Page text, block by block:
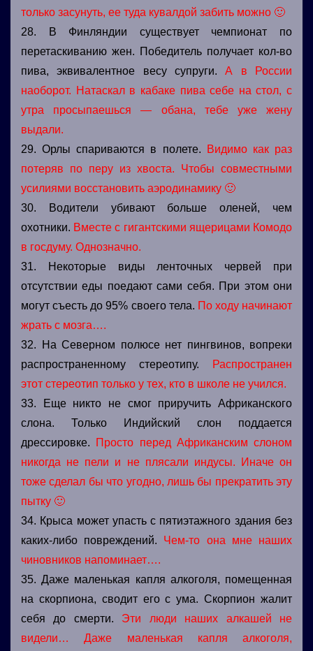
только засунуть, ее туда кувалдой забить можно 🙂
28. В Финляндии существует чемпионат по
перетаскиванию жен. Победитель получает кол-во
пива, эквивалентное весу супруги.А в России
наоборот. Натаскал в кабаке пива себе на стол, с
утра просыпаешься — обана, тебе уже жену
выдали.
29. Орлы спариваются в полете.
Видимо как раз
потеряв по перу из хвоста. Чтобы совместными
усилиями восстановить аэродинамику 🙂
30. Водители убивают больше оленей, чем
охотники. Вместе с гигантскими ящерицами Комодо
в госдуму. Однозначно.
31. Некоторые виды ленточных червей при
отсутствии еды поедают сами себя. При этом они
могут съесть до 95% своего тела. По ходу начинают
жрать с мозга….
32. На Северном полюсе нет пингвинов, вопреки
распространенному стереотипу.
Распространен
этот стереотип только у тех, кто в школе не учился.
33. Еще никто не смог приручить Африканского
слона. Только Индийский слон поддается
дрессировке.
Просто перед Африканским слоном
никогда не пели и не плясали индусы. Иначе он
тоже сделал бы что угодно, лишь бы прекратить эту
пытку 🙂
34. Крыса может упасть с пятиэтажного здания без
каких-либо повреждений. Чем-то она мне наших
чиновников напоминает….
35. Даже маленькая капля алкоголя, помещенная
на скорпиона, сводит его с ума. Скорпион жалит
себя до смерти. Эти люди наших алкашей не
видели… Даже маленькая капля алкоголя,